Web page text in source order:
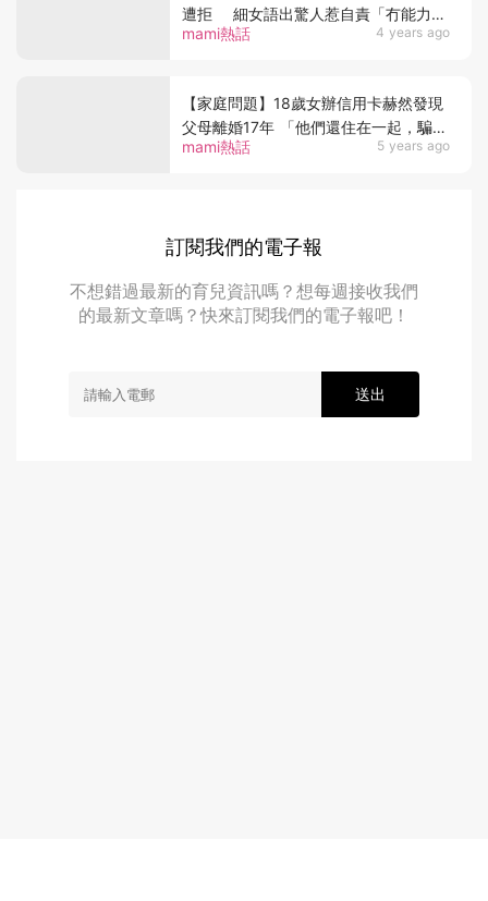
mami熱話 4 years ago
遭拒 細女語出驚人惹自責「冇能力兼
任媽媽角色」
mami熱話 5 years ago
【家庭問題】18歲女辦信用卡赫然發現
父母離婚17年 「他們還住在一起，騙我
騙太久了吧」
訂閱我們的電子報
不想錯過最新的育兒資訊嗎？想每週接收我們
的最新文章嗎？快來訂閱我們的電子報吧！
送出